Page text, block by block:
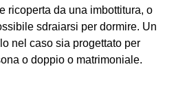
ricoperta da una imbottitura, o
sdraiarsi per dormire. Un
nel caso sia progettato per
o doppio o matrimoniale.